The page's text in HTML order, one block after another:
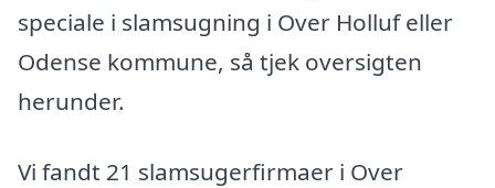
speciale i slamsugning i Over Holluf eller
Odense kommune, så tjek oversigten
herunder.
Vi fandt 21 slamsugerfirmaer i Over